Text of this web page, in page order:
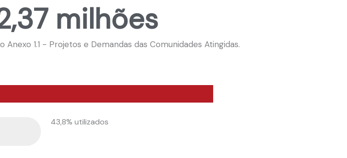
milhões
1.1 - Projetos e Demandas das Comunidades Atingidas.
43,8% utilizados